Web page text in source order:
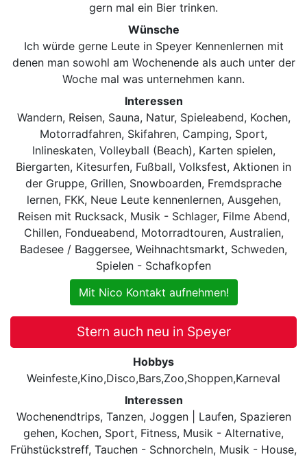
gern mal ein Bier trinken.
Wünsche
Ich würde gerne Leute in Speyer Kennenlernen mit
denen man sowohl am Wochenende als auch unter der
Woche mal was unternehmen kann.
Interessen
Wandern, Reisen, Sauna, Natur, Spieleabend, Kochen,
Motorradfahren, Skifahren, Camping, Sport,
Inlineskaten, Volleyball (Beach), Karten spielen,
Biergarten, Kitesurfen, Fußball, Volksfest, Aktionen in
der Gruppe, Grillen, Snowboarden, Fremdsprache
lernen, FKK, Neue Leute kennenlernen, Ausgehen,
Reisen mit Rucksack, Musik - Schlager, Filme Abend,
Chillen, Fondueabend, Motorradtouren, Australien,
Badesee / Baggersee, Weihnachtsmarkt, Schweden,
Spielen - Schafkopfen
Mit Nico Kontakt aufnehmen!
Stern auch neu in Speyer
Hobbys
Weinfeste,Kino,Disco,Bars,Zoo,Shoppen,Karneval
Interessen
Wochenendtrips, Tanzen, Joggen | Laufen, Spazieren
gehen, Kochen, Sport, Fitness, Musik - Alternative,
Frühstückstreff, Tauchen - Schnorcheln, Musik - House,